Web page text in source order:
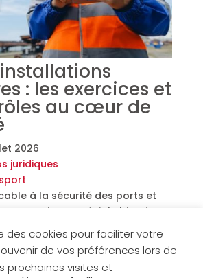
: les exercices et
au cœur de
2026
juridiques
à la sécurité des ports et
portuaires ont fait l’objet d’un
par le Gouvernement, qui vient
des exercices et des contrôles
faut-il savoir à ce sujet ?
des cookies pour faciliter votre
de vos préférences lors de
prochaines visites et